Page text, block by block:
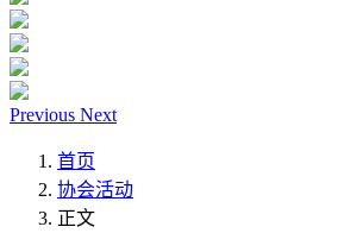
Previous Next
首页
协会活动
正文